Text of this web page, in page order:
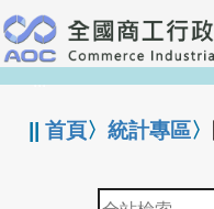
跳
到
主
要
:::
||首頁〉統計專區〉
全